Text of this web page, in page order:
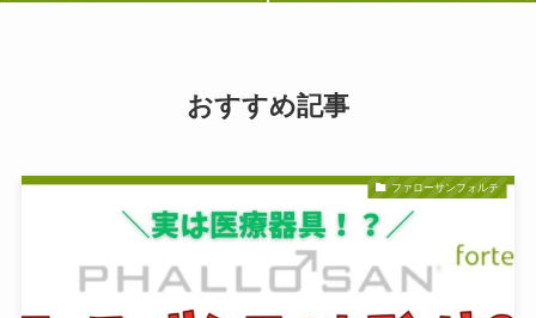
おすすめ記事
ファローサンフォルテ